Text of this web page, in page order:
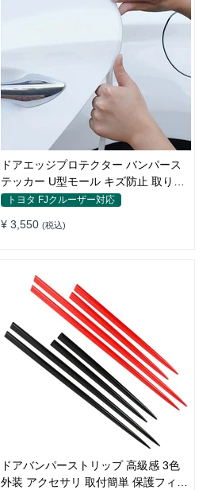
ドアエッジプロテクター バンパース
テッカー U型モール キズ防止 取り付
け簡単 騒音低減
トヨタ FJクルーザー対応
¥ 3,550 (税込)
ドアバンパーストリップ 高級感 3色
外装 アクセサリ 取付簡単 保護フィル